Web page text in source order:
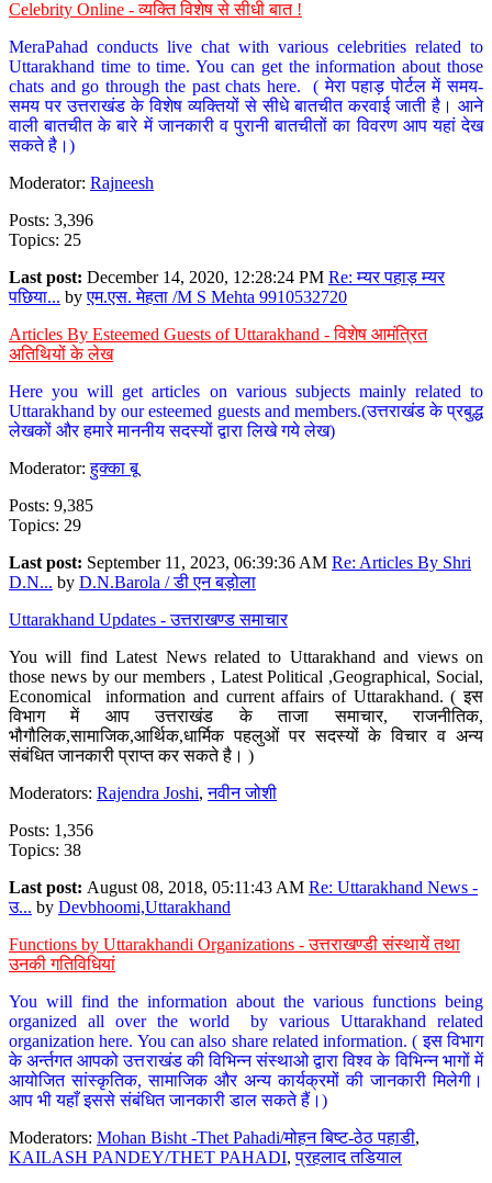
Celebrity Online - व्यक्ति विशेष से सीधी बात !
MeraPahad conducts live chat with various celebrities related to
Uttarakhand time to time. You can get the information about those
chats and go through the past chats here. ( मेरा पहाड़ पोर्टल में समय-
समय पर उत्तराखंड के विशेष व्यक्तियों से सीधे बातचीत करवाई जाती है। आने
वाली बातचीत के बारे में जानकारी व पुरानी बातचीतों का विवरण आप यहां देख
सकते है।)
Moderator: Rajneesh
Posts: 3,396
Topics: 25
Last post: December 14, 2020, 12:28:24 PM Re: म्यर पहाड़ म्यर
पछिया... byएम.एस. मेहता /M S Mehta 9910532720
Articles By Esteemed Guests of Uttarakhand - विशेष आमंत्रित
अतिथियों के लेख
Here you will get articles on various subjects mainly related to
Uttarakhand by our esteemed guests and members.(उत्तराखंड के प्रबुद्ध
लेखकों और हमारे माननीय सदस्यों द्वारा लिखे गये लेख)
Moderator:हुक्का बू
Posts: 9,385
Topics: 29
Last post: September 11, 2023, 06:39:36 AM Re: Articles By Shri
D.N... by D.N.Barola / डी एन बड़ोला
Uttarakhand Updates - उत्तराखण्ड समाचार
You will find Latest News related to Uttarakhand and views on
those news by our members , Latest Political ,Geographical, Social,
Economical information and current affairs of Uttarakhand. ( इस
विभाग में आप उत्तराखंड के ताजा समाचार, राजनीतिक,
भौगौलिक,सामाजिक,आर्थिक,धार्मिक पहलुओं पर सदस्यों के विचार व अन्य
संबंधित जानकारी प्राप्त कर सकते है। )
Moderators: Rajendra Joshi,नवीन जोशी
Posts: 1,356
Topics: 38
Last post: August 08, 2018, 05:11:43 AM Re: Uttarakhand News -
उ... by Devbhoomi,Uttarakhand
Functions by Uttarakhandi Organizations - उत्तराखण्डी संस्थायें तथा
उनकी गतिविधियां
You will find the information about the various functions being
organized all over the world by various Uttarakhand related
organization here. You can also share related information. ( इस विभाग
के अर्न्तगत आपको उत्तराखंड की विभिन्न संस्थाओ द्वारा विश्व के विभिन्न भागों में
आयोजित सांस्कृतिक, सामाजिक और अन्य कार्यक्रमों की जानकारी मिलेगी।
आप भी यहाँ इससे संबंधित जानकारी डाल सकते हैं।)
Moderators: Mohan Bisht -Thet Pahadi/मोहन बिष्ट-ठेठ पहाडी,
KAILASH PANDEY/THET PAHADI,प्रहलाद तडियाल